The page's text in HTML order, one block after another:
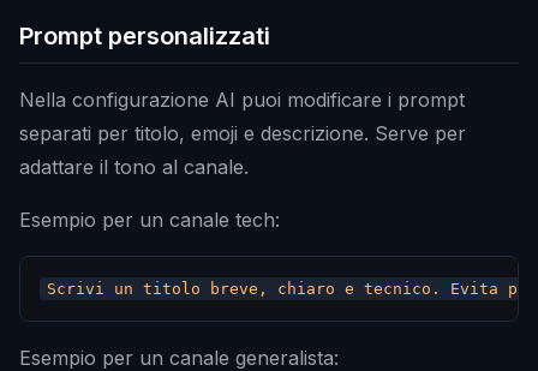
Prompt personalizzati
Nella configurazione AI puoi modificare i prompt
separati per titolo, emoji e descrizione. Serve per
adattare il tono al canale.
Esempio per un canale tech:
Esempio per un canale generalista: